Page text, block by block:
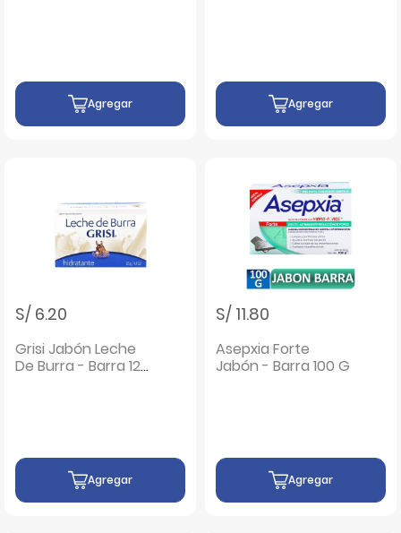
Agregar Agregar
S/ 6.20
Grisi Jabón Leche
De Burra - Barra 125
Agregar
S/ 11.80
Asepxia Forte
Jabón - Barra 100 G
Agregar